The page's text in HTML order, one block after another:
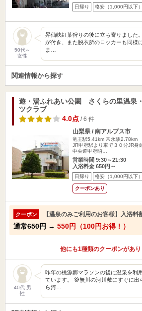
日帰り 格安（1,000円以下）
50代～
女性
昇仙峡紅葉狩りの後に立ち寄りました
が付き、また脱衣所のロッカーも同様
ま…
関連情報から探す
遊・湯ふれあい公園 さくらの里温泉
ツクラブ
4.0点/ 6 件
山梨県 / 南アルプス市
竜王駅5.41km 常永駅2.78km
JR甲府駅より車で３０分JR身
中央道甲府昭…
営業時間 9:30～21:30
入浴料金 650円～
日帰り 格安（1,000円以下）
クーポンあり
クーポン 【温泉のみご利用のお客様】入浴料
通常650円 → 550円（100円お得！）
他にも1種類のクーポンがあり
40代 男
性
昨年の桃源郷マラソンの後に温泉を利
ています。 釜無川の河川敷にすぐに出
ら河…